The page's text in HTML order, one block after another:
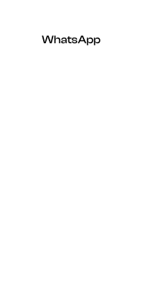
WhatsApp